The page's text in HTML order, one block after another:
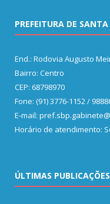
PREFEITURA DE
End.: Rodovia Augusto
Bairro: Centro
CEP: 68798970
Fone: (91) 3776-1152 /
E-mail:
Horário de atendimento:
ÚLTIMAS PUBLICAÇÕES